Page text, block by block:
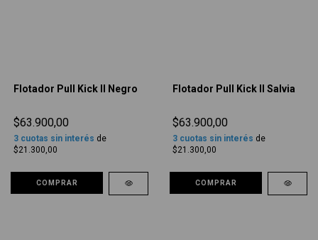
Flotador Pull Kick II Negro
$63.900,00
3 cuotas sin interés de
$21.300,00
COMPRAR
Flotador Pull Kick II Salvia
$63.900,00
3 cuotas sin interés de
$21.300,00
COMPRAR